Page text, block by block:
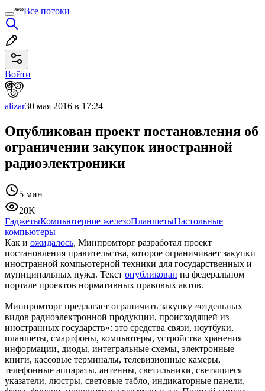
Все потоки
Войти
alizar30 мая 2016 в 17:24
Опубликован проект постановления об
ограничении закупок иностранной
радиоэлектроники
5 мин
20K
ГаджетыКомпьютерное железоПланшетыНастольные
компьютеры
Как и ожидалось, Минпромторг разработал проект
постановления правительства, которое ограничивает закупки
иностранной компьютерной техники для государственных и
муниципальных нужд. Текст опубликован на федеральном
портале проектов нормативных правовых актов.
Минпромторг предлагает ограничить закупку «отдельных
видов радиоэлектронной продукции, происходящей из
иностранных государств»: это средства связи, ноутбуки,
планшеты, смартфоны, компьютеры, устройства хранения
информации, диоды, интегральные схемы, электронные
книги, кассовые терминалы, телевизионные камеры,
телефонные аппараты, антенны, светильники, светящиеся
указатели, люстры, световые табло, индикаторные панели,